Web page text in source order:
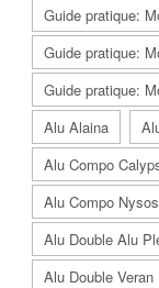
Guide pratique:
Guide pratique:
Guide pratique:
Alu Alaina
Alu Compo
Alu Compo Nysos
Alu Double Alu
Alu Double Veran